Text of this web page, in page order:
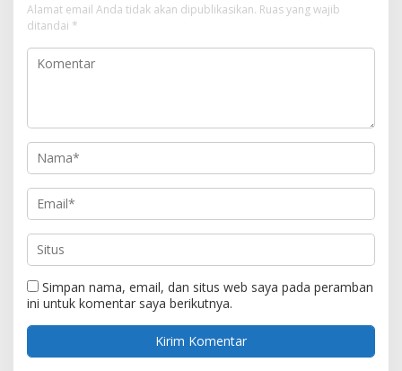
Alamat email Anda tidak akan dipublikasikan. Ruas yang wajib
ditandai *
Simpan nama, email, dan situs web saya pada peramban
ini untuk komentar saya berikutnya.